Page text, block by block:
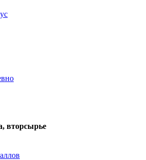
вторсырье